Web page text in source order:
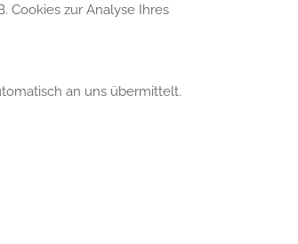
Cookies zur Analyse Ihres
an uns übermittelt.